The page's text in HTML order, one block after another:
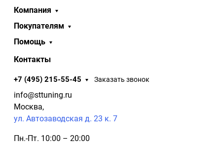
Компания
Покупателям
Помощь
Контакты
+7 (495) 215-55-45 Заказать звонок
info@sttuning.ru
Москва,
ул. Автозаводская д. 23 к. 7
Пн.-Пт. 10:00 – 20:00